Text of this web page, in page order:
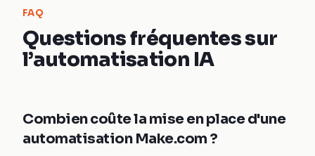
FAQ
Questions fréquentes sur
l’automatisation IA
Combien coûte la mise en place d'une
automatisation Make.com ?